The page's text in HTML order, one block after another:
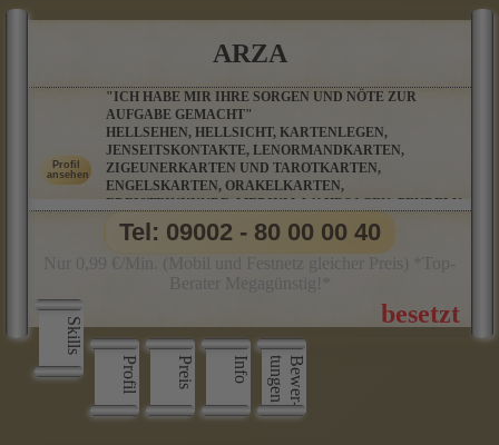
ARZA
"ICH HABE MIR IHRE SORGEN UND NÖTE ZUR
AUFGABE GEMACHT"
HELLSEHEN, HELLSICHT, KARTENLEGEN,
JENSEITSKONTAKTE, LENORMANDKARTEN,
ZIGEUNERKARTEN UND TAROTKARTEN,
ENGELSKARTEN, ORAKELKARTEN,
EDEISTEINKUNDE, MEDIUM, WAHRSAGEN, PENDELN,
ENERGIEARBEIT, REIKI, TRAUMDEUTUNG,
CHANNELN, CHANNELING, TIERKOMMUNIKATION
Skills
Profil
Preis Info B
e
w
e
r
­
t
u
n
g
e
n
Tel: 09002 - 80 00 00 40